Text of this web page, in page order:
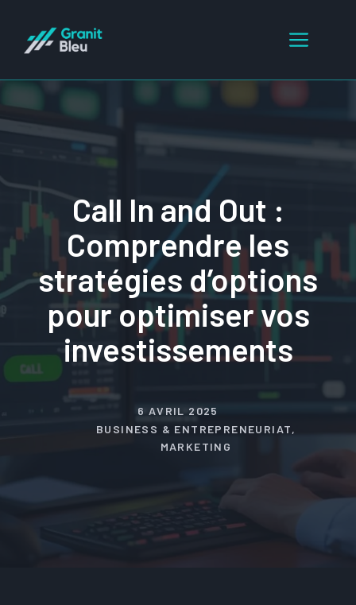
contenu
Menu
Call In and Out :
Comprendre les
stratégies d’options
pour optimiser vos
investissements
6 AVRIL 2025
BUSINESS & ENTREPRENEURIAT,
MARKETING